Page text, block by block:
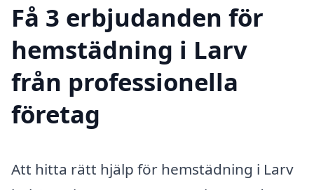
Få 3 erbjudanden för
hemstädning i Larv
från professionella
företag
Att hitta rätt hjälp för hemstädning i Larv